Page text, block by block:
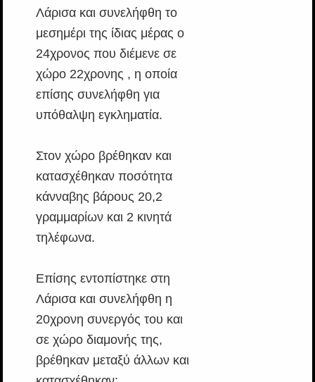
Λάρισα και συνελήφθη το
μεσημέρι της ίδιας μέρας ο
24χρονος που διέμενε σε
χώρο 22χρονης , η οποία
επίσης συνελήφθη για
υπόθαλψη εγκληματία.
Στον χώρο βρέθηκαν και
κατασχέθηκαν ποσότητα
κάνναβης βάρους 20,2
γραμμαρίων και 2 κινητά
τηλέφωνα.
Επίσης εντοπίστηκε στη
Λάρισα και συνελήφθη η
20χρονη συνεργός του και
σε χώρο διαμονής της,
βρέθηκαν μεταξύ άλλων και